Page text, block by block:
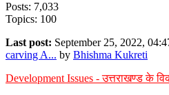
Posts: 7,033
Topics: 100
Last post: September 25, 2022,
carving A... by Bhishma Kukreti
Development Issues - उत्तराखण्ड के